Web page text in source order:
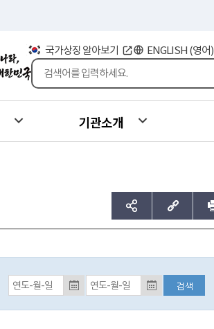
국가상징 알아보기 ENGLISH (영어)
기관소개
sns공유하기 주소복사 인쇄
등록일자 검색 시작일 (입력예시:2017-01-01) 등록일자 검색 종료일 (입력예시:2017-01-01)